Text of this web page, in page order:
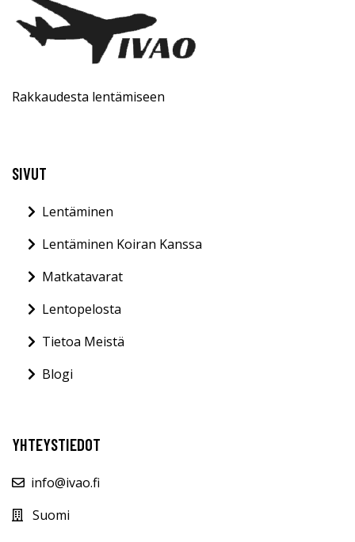
Rakkaudesta lentämiseen
SIVUT
Lentäminen
Lentäminen Koiran Kanssa
Matkatavarat
Lentopelosta
Tietoa Meistä
Blogi
YHTEYSTIEDOT
info@ivao.fi
Suomi